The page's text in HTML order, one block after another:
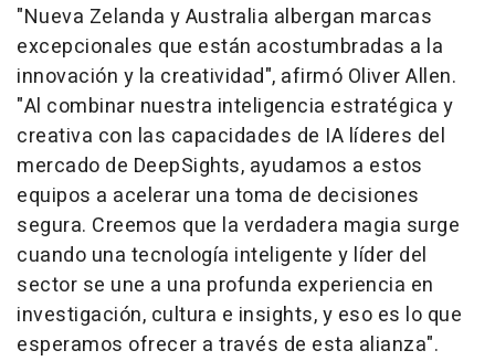
"Nueva Zelanda y Australia albergan marcas
excepcionales que están acostumbradas a la
innovación y la creatividad", afirmó Oliver Allen.
"Al combinar nuestra inteligencia estratégica y
creativa con las capacidades de IA líderes del
mercado de DeepSights, ayudamos a estos
equipos a acelerar una toma de decisiones
segura. Creemos que la verdadera magia surge
cuando una tecnología inteligente y líder del
sector se une a una profunda experiencia en
investigación, cultura e insights, y eso es lo que
esperamos ofrecer a través de esta alianza".